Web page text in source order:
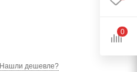
Нашли дешевле?
0